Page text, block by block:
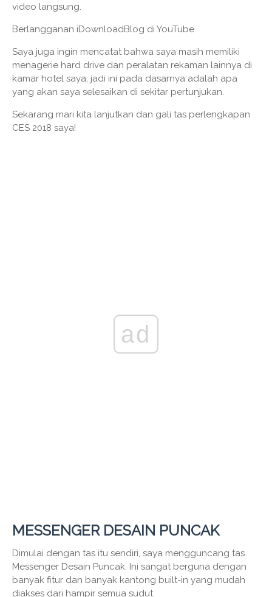
video langsung.
Berlangganan iDownloadBlog di YouTube
Saya juga ingin mencatat bahwa saya masih memiliki
menagerie hard drive dan peralatan rekaman lainnya di
kamar hotel saya, jadi ini pada dasarnya adalah apa
yang akan saya selesaikan di sekitar pertunjukan.
Sekarang mari kita lanjutkan dan gali tas perlengkapan
CES 2018 saya!
ad
MESSENGER DESAIN PUNCAK
Dimulai dengan tas itu sendiri, saya mengguncang tas
Messenger Desain Puncak. Ini sangat berguna dengan
banyak fitur dan banyak kantong built-in yang mudah
diakses dari hampir semua sudut.